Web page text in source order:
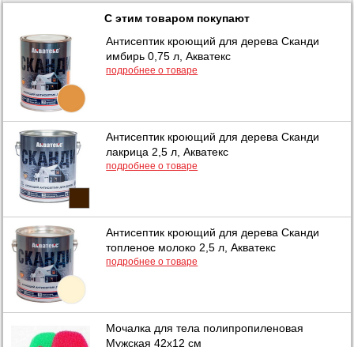
С этим товаром покупают
Антисептик кроющий для дерева Сканди
имбирь 0,75 л, Акватекс
подробнее о товаре
Антисептик кроющий для дерева Сканди
лакрица 2,5 л, Акватекс
подробнее о товаре
Антисептик кроющий для дерева Сканди
топленое молоко 2,5 л, Акватекс
подробнее о товаре
Мочалка для тела полипропиленовая
Мужская 42х12 см